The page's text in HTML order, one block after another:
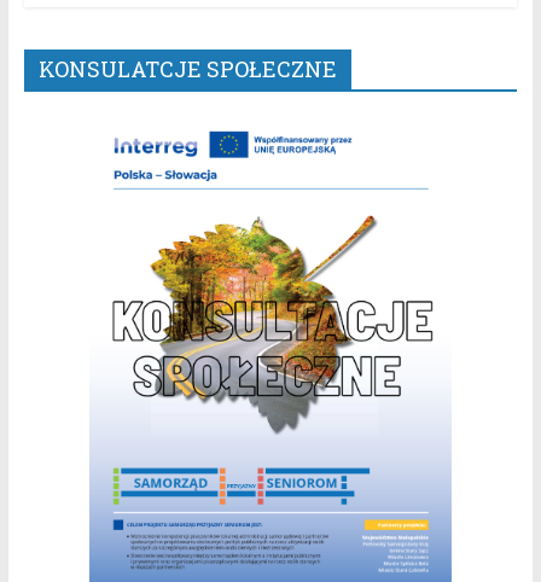
KONSULATCJE SPOŁECZNE